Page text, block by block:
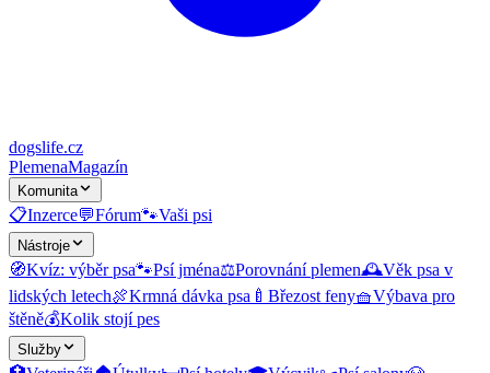
dogslife.cz
PlemenaMagazín
Komunita
📋Inzerce💬Fórum🐾Vaši psi
Nástroje
🧭Kvíz: výběr psa🐾Psí jména⚖️Porovnání plemen🕰️Věk psa v
lidských letech🍖Krmná dávka psa 🍼 Březost feny🧺Výbava pro
štěně💰Kolik stojí pes
Služby